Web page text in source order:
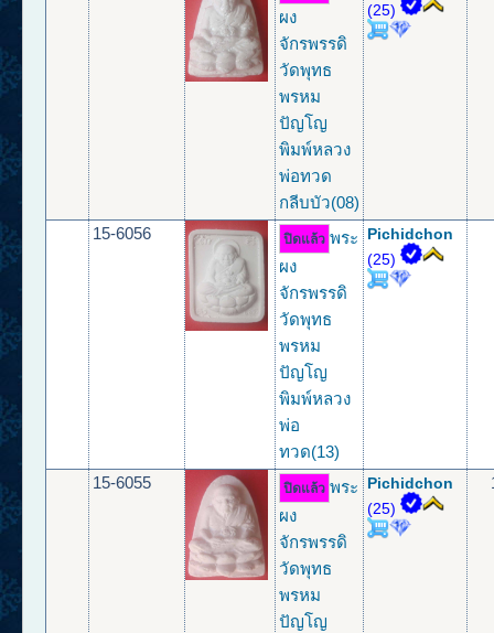
ผง
จักรพรรดิ
วัดพุทธ
พรหม
ปัญโญ
พิมพ์หลวง
พ่อทวด
กลีบบัว(08)
(25)
15-6056 ปิดแล้ว พระ
ผง
จักรพรรดิ
วัดพุทธ
พรหม
ปัญโญ
พิมพ์หลวง
พ่อ
ทวด(13)
Pichidchon
(25)
15-6055 ปิดแล้ว พระ
ผง
จักรพรรดิ
วัดพุทธ
พรหม
ปัญโญ
Pichidchon
(25)